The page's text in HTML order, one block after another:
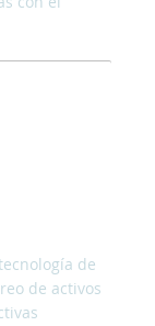
de
de activos